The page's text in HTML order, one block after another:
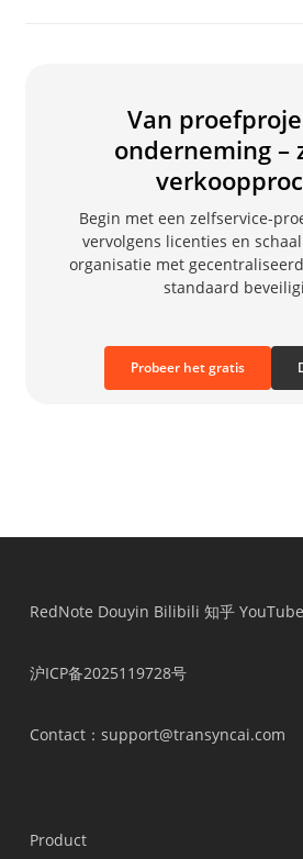
zitten in de prijsstructuur,
gecentraliseerde facturering,
ontworpen om gebruik door
organisaties te ondersteunen.
Van
onderneming –
Begin met een zelfservice-
vervolgens licenties en
organisatie met
standaard
Probeer het gratis
RedNote Douyin Bilibili 知乎 YouTube
沪ICP备2025119728号
Contact：support@transyncai.com
Product